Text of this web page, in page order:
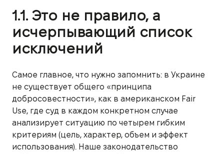
1.1. Это не правило, а
исчерпывающий список
исключений
Самое главное, что нужно запомнить: в Украине
не существует общего «принципа
добросовестности», как в американском Fair
Use, где суд в каждом конкретном случае
анализирует ситуацию по четырем гибким
критериям (цель, характер, объем и эффект
использования). Наше законодательство